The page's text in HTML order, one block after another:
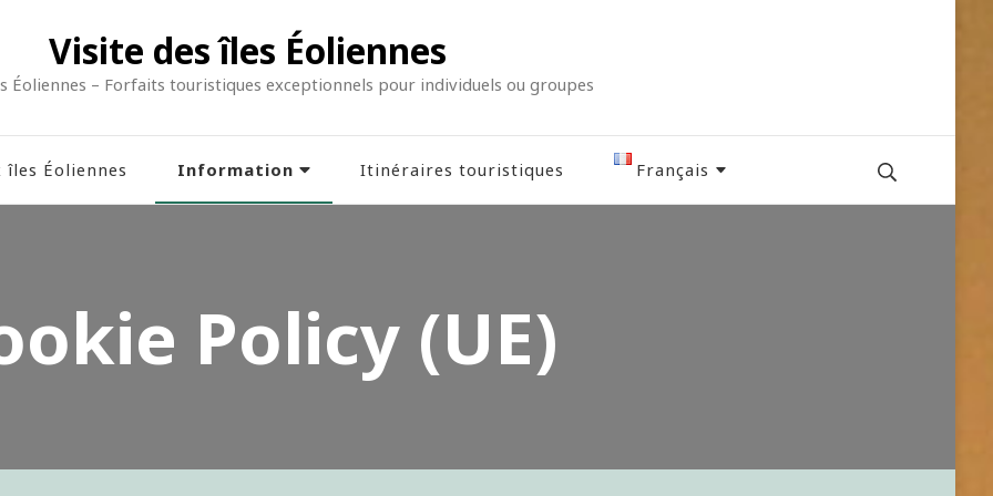
Visite des îles Éoliennes
Éoliennes – Forfaits touristiques exceptionnels pour individuels ou groupes
îles Éoliennes Information Itinéraires touristiques Français
Policy (UE)